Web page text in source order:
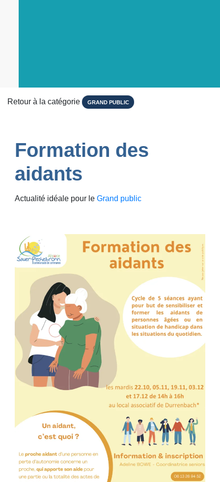
Retour à la catégorie GRAND PUBLIC
Formation des
aidants
Actualité idéale pour le Grand public